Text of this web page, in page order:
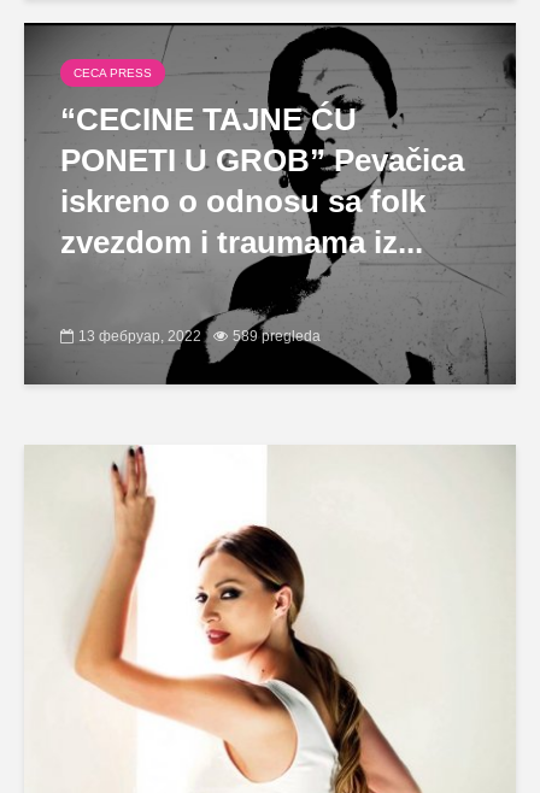
CECA PRESS
“CECINE TAJNE ĆU
PONETI U GROB” Pevačica
iskreno o odnosu sa folk
zvezdom i traumama iz...
13 фебруар, 2022 589 pregleda